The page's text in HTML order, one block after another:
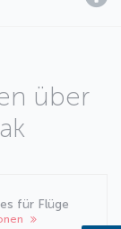
über
für Flüge